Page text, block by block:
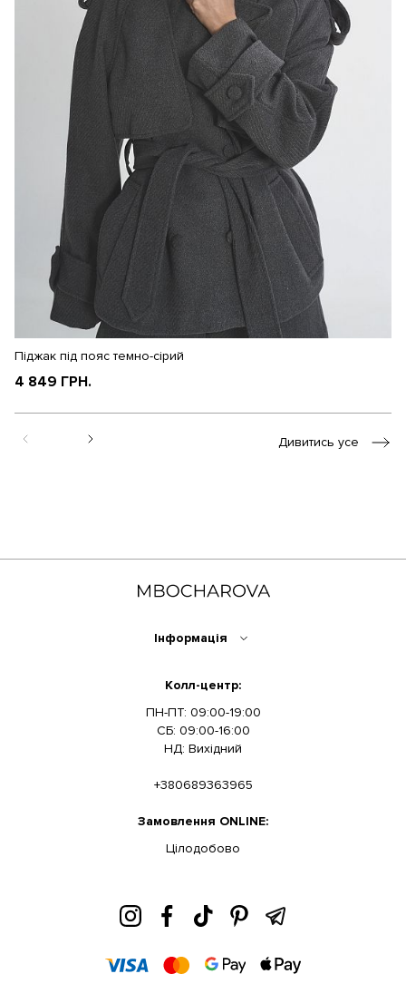
Піджак під пояс темно-сірий
4 849 ГРН.
Дивитись усе
Інформація
Колл-центр:
ПН-ПТ: 09:00-19:00
СБ: 09:00-16:00
НД: Вихідний
+380689363965
Замовлення ONLINE:
Цілодобово